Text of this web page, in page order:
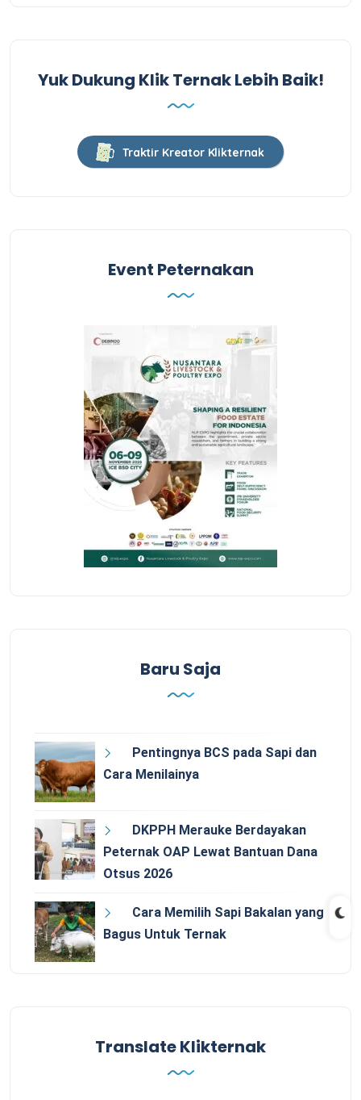
Yuk Dukung Klik Ternak Lebih Baik!
Traktir Kreator Klikternak
Event Peternakan
Baru Saja
Pentingnya BCS pada Sapi dan
Cara Menilainya
DKPPH Merauke Berdayakan
Peternak OAP Lewat Bantuan Dana
Otsus 2026
Cara Memilih Sapi Bakalan yang
Bagus Untuk Ternak
Translate Klikternak